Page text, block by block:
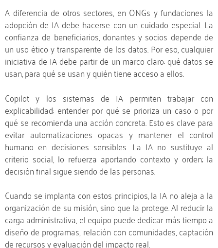
A diferencia de otros sectores, en ONGs y fundaciones la
adopción de IA debe hacerse con un cuidado especial. La
confianza de beneficiarios, donantes y socios depende de
un uso ético y transparente de los datos. Por eso, cualquier
iniciativa de IA debe partir de un marco claro: qué datos se
usan, para qué se usan y quién tiene acceso a ellos.
Copilot y los sistemas de IA permiten trabajar con
explicabilidad: entender por qué se prioriza un caso o por
qué se recomienda una acción concreta. Esto es clave para
evitar automatizaciones opacas y mantener el control
humano en decisiones sensibles. La IA no sustituye al
criterio social, lo refuerza aportando contexto y orden; la
decisión final sigue siendo de las personas.
Cuando se implanta con estos principios, la IA no aleja a la
organización de su misión, sino que la protege. Al reducir la
carga administrativa, el equipo puede dedicar más tiempo a
diseño de programas, relación con comunidades, captación
de recursos y evaluación del impacto real.